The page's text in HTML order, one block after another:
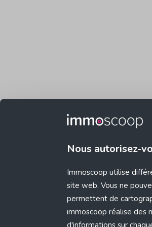
Nous autorisez-
Immoscoop utilise
site web. Vous ne
permettent de
immoscoop réalise des
d'informations sur